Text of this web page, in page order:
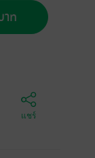
าท
แชร์